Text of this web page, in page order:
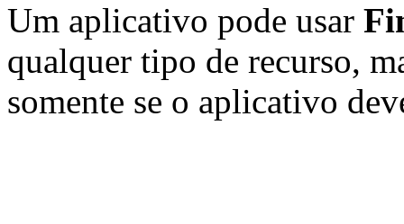
Um aplicativo pode usar
qualquer tipo de recurso,
somente se o aplicativo